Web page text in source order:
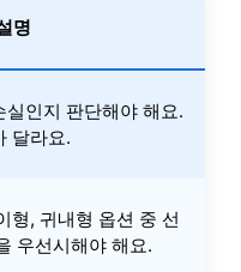
명
인지 판단해야 해요.
달라요.
형, 귀내형 옵션 중 선
우선시해야 해요.